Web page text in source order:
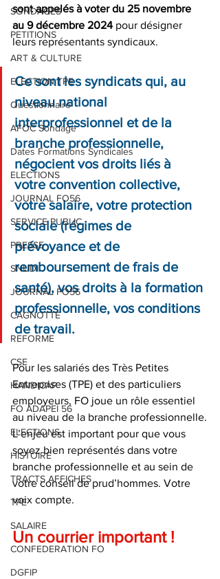
SONDAGES
PETITIONS
ART & CULTURE
ELECTION TPE
Questionnaire
AFOC Sondage
Dates Formations Syndicales
ELECTIONS
JOURNAL FO56
SERVICE PUBLIC
PRESSE
SNUDI
JOURNAL FO56
CAGNOTTE
REFORME
CSE
HANDICAP
FO ADAPEI 56
ELECTIONS
HISTOIRE
TRACTS AFFICHES
TPE
SALAIRE
CONFEDERATION FO
DGFIP
sont appelés à voter du 25 novembre
au 9 décembre 2024 pour désigner
leurs représentants syndicaux.
Ce sont les syndicats qui, au
niveau national
interprofessionnel et de la
branche professionnelle,
négocient vos droits liés à
votre convention collective,
votre salaire, votre protection
sociale (régimes de
prévoyance et de
remboursement de frais de
santé), vos droits à la formation
professionnelle, vos conditions
de travail.
Pour les salariés des Très Petites
Entreprises (TPE) et des particuliers
employeurs, FO joue un rôle essentiel
au niveau de la branche professionnelle.
L’enjeu est important pour que vous
soyez bien représentés dans votre
branche professionnelle et au sein de
votre conseil de prud’hommes. Votre
voix compte.
Un courrier important !